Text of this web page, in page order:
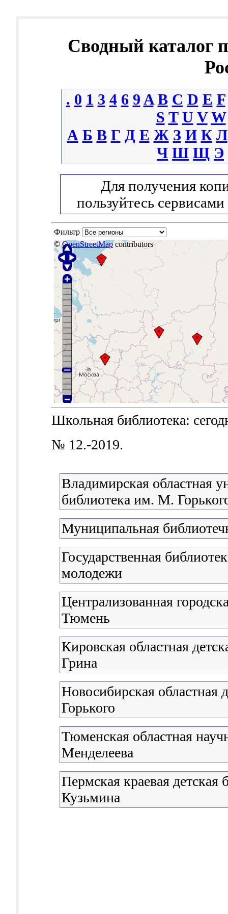
Сводный каталог
. 0 1 3 4 6 9 A B C D E F
S T U V W
А Б В Г Д Е Ж З И К Л
Ч Ш Щ Э
Для получения
пользуйтесь сервисами
Фильтр
©OpenStreetMapcontributors
Школьная библиотека:
№ 12.-2019.
Владимирская областная
библиотека им. М.
Муниципальная
Государственная
молодежи
Централизованная
Тюмень
Кировская областная
Грина
Новосибирская
Горького
Тюменская областная
Менделеева
Пермская краевая
Кузьмина